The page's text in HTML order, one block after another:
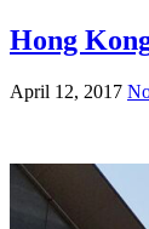
Hong
April 12, 2017